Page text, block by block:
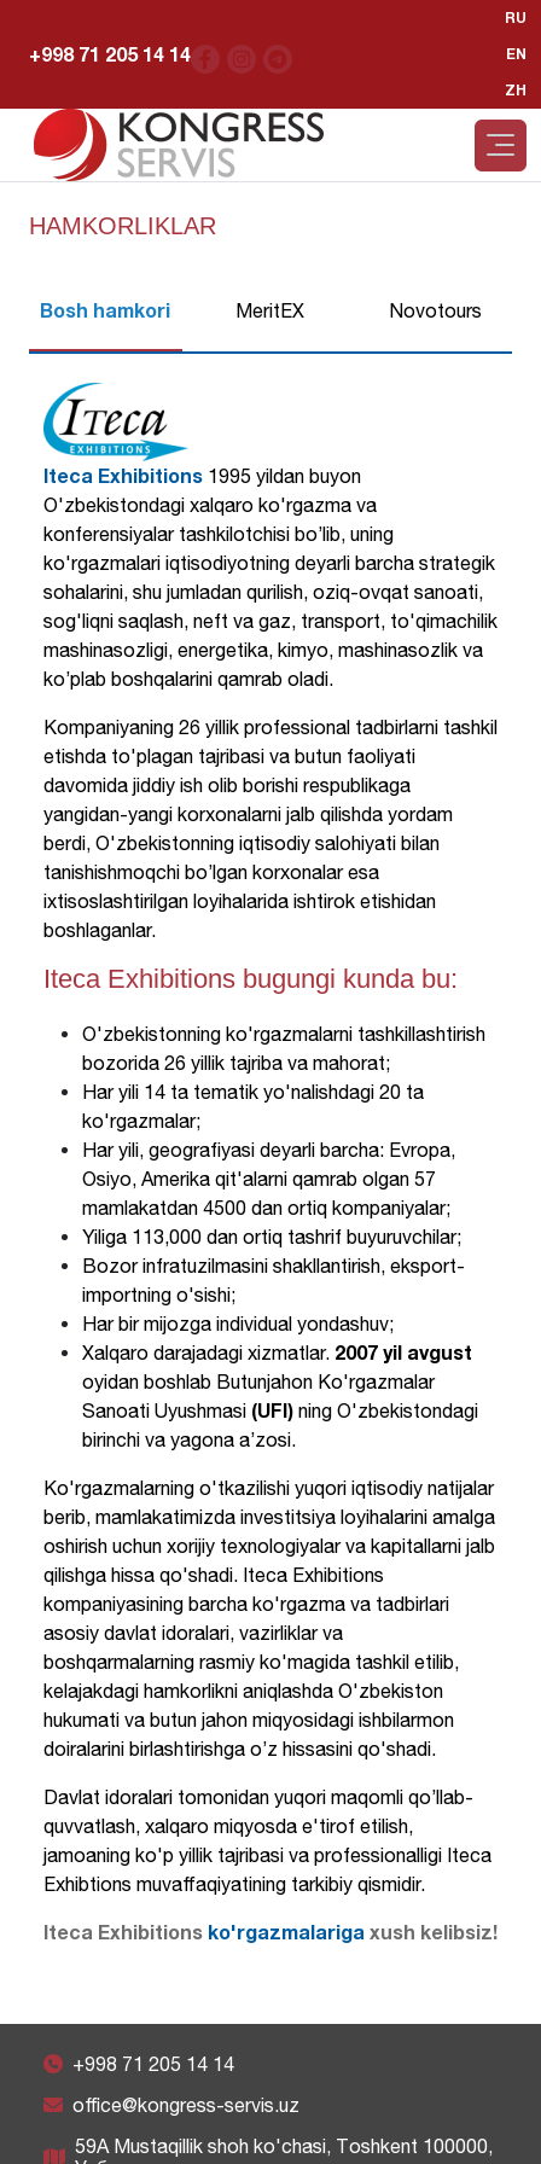
+998 71 205 14 14
RU
EN
ZH
HAMKORLIKLAR
Bosh hamkori MeritEX Novotours
Iteca Exhibitions 1995 yildan buyon
O'zbekistondagi xalqaro ko'rgazma va
konferensiyalar tashkilotchisi bo’lib, uning
ko'rgazmalari iqtisodiyotning deyarli barcha strategik
sohalarini, shu jumladan qurilish, oziq-ovqat sanoati,
sog'liqni saqlash, neft va gaz, transport, to'qimachilik
mashinasozligi, energetika, kimyo, mashinasozlik va
ko’plab boshqalarini qamrab oladi.
Kompaniyaning 26 yillik professional tadbirlarni tashkil
etishda to'plagan tajribasi va butun faoliyati
davomida jiddiy ish olib borishi respublikaga
yangidan-yangi korxonalarni jalb qilishda yordam
berdi, O'zbekistonning iqtisodiy salohiyati bilan
tanishishmoqchi bo’lgan korxonalar esa
ixtisoslashtirilgan loyihalarida ishtirok etishidan
boshlaganlar.
Iteca Exhibitions bugungi kunda bu:
O'zbekistonning ko'rgazmalarni tashkillashtirish
bozorida 26 yillik tajriba va mahorat;
Har yili 14 ta tematik yo'nalishdagi 20 ta
ko'rgazmalar;
Har yili, geografiyasi deyarli barcha: Evropa,
Osiyo, Amerika qit'alarni qamrab olgan 57
mamlakatdan 4500 dan ortiq kompaniyalar;
Yiliga 113,000 dan ortiq tashrif buyuruvchilar;
Bozor infratuzilmasini shakllantirish, eksport-
importning o'sishi;
Har bir mijozga individual yondashuv;
Xalqaro darajadagi xizmatlar. 2007 yil avgust
oyidan boshlab Butunjahon Ko'rgazmalar
Sanoati Uyushmasi (UFI) ning O'zbekistondagi
birinchi va yagona a’zosi.
Ko'rgazmalarning o'tkazilishi yuqori iqtisodiy natijalar
berib, mamlakatimizda investitsiya loyihalarini amalga
oshirish uchun xorijiy texnologiyalar va kapitallarni jalb
qilishga hissa qo'shadi. Iteca Exhibitions
kompaniyasining barcha ko'rgazma va tadbirlari
asosiy davlat idoralari, vazirliklar va
boshqarmalarning rasmiy ko'magida tashkil etilib,
kelajakdagi hamkorlikni aniqlashda O'zbekiston
hukumati va butun jahon miqyosidagi ishbilarmon
doiralarini birlashtirishga o’z hissasini qo'shadi.
Davlat idoralari tomonidan yuqori maqomli qo’llab-
quvvatlash, xalqaro miqyosda e'tirof etilish,
jamoaning ko'p yillik tajribasi va professionalligi Iteca
Exhibtions muvaffaqiyatining tarkibiy qismidir.
Iteca Exhibitions ko'rgazmalariga xush kelibsiz!
+998 71 205 14 14
office@kongress-servis.uz
59A Mustaqillik shoh ko'chasi, Тоshkent 100000,